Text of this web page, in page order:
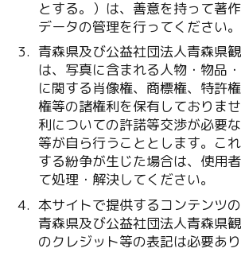
とする。）は、善意を持って著作
データの管理を行ってください。
青森県及び公益社団法人青森県
は、写真に含まれる人物・物品
に関する肖像権、商標権、特許
権等の諸権利を保有しておりま
利についての許諾等交渉が必要
等が自ら行うこととします。こ
する紛争が生じた場合は、使用
て処理・解決してください。
本サイトで提供するコンテンツの
青森県及び公益社団法人青森県
のクレジット等の表記は必要あり